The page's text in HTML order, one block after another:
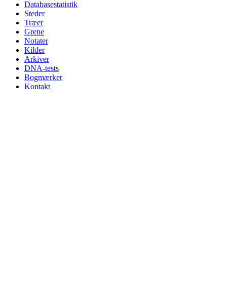
Databasestatistik
Steder
Træer
Grene
Notater
Kilder
Arkiver
DNA-tests
Bogmærker
Kontakt